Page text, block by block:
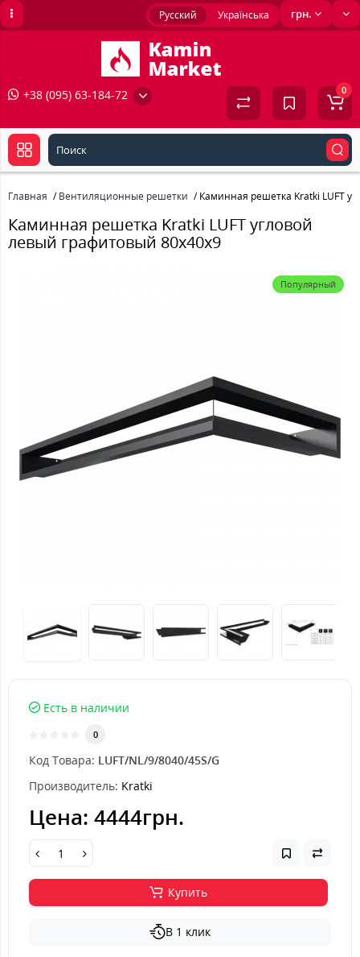
грн.
Русский Українська
+38 (095) 63-184-72 0
Главная Вентиляционные решетки Каминная решетка Kratki LUFT
Каминная решетка Kratki LUFT угловой
левый графитовый 80x40x9
Популярный
Есть в наличии
0
Код Товара: LUFT/NL/9/8040/45S/G
Производитель: Kratki
Цена: 4444грн.
Купить
В 1 клик